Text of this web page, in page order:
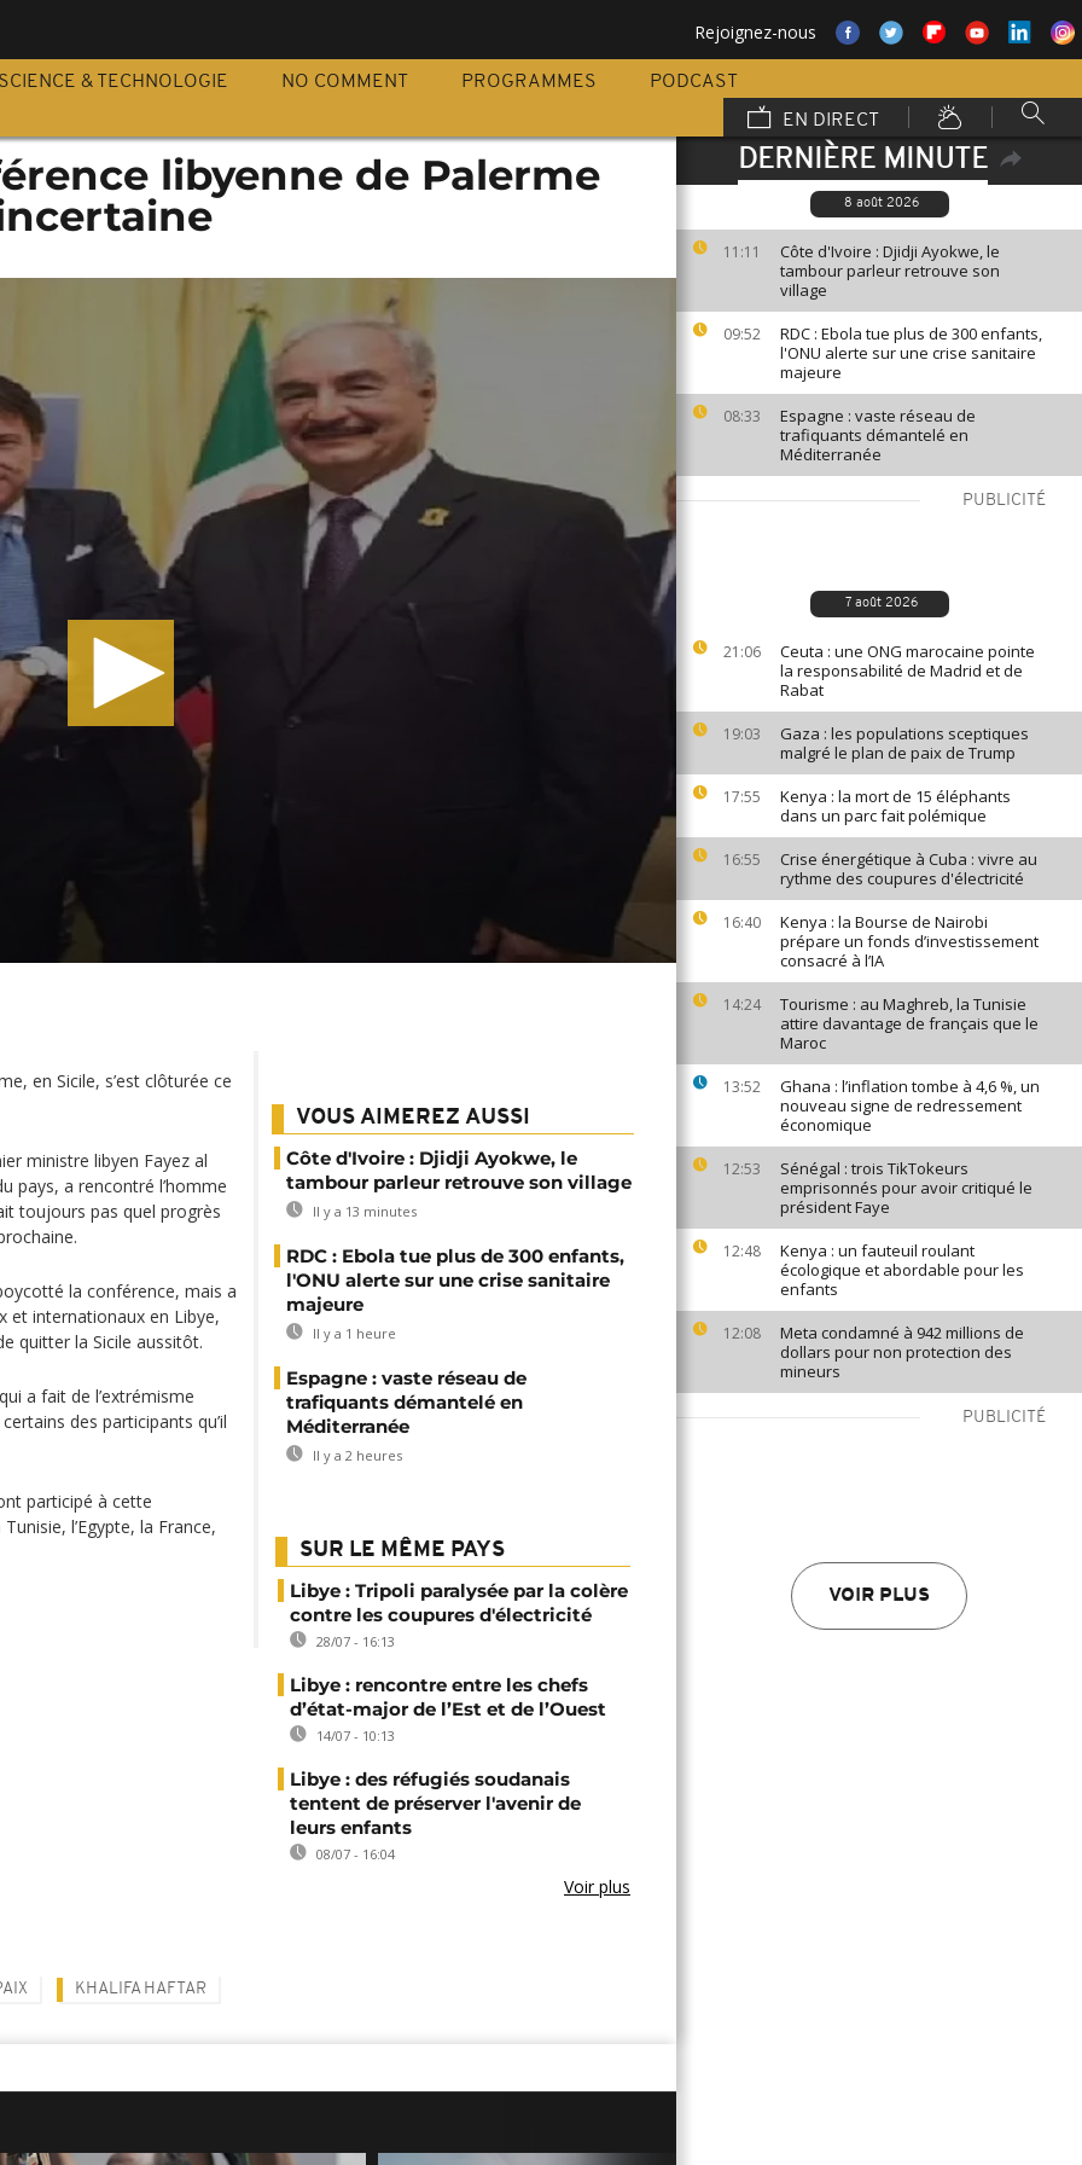
Rejoignez-nous
SCIENCE & TECHNOLOGIE NO COMMENT PROGRAMMES
PODCAST
EN DIRECT
DERNIÈRE MINUTE
8 août 2026
11:11
Côte d'Ivoire : Djidji Ayokwe, le
tambour parleur retrouve son
village
09:52
RDC : Ebola tue plus de 300 enfants,
l'ONU alerte sur une crise sanitaire
majeure
08:33
Espagne : vaste réseau de
trafiquants démantelé en
Méditerranée
PUBLICITÉ
7 août 2026
21:06
Ceuta : une ONG marocaine pointe
la responsabilité de Madrid et de
Rabat
19:03
Gaza : les populations sceptiques
malgré le plan de paix de Trump
17:55
Kenya : la mort de 15 éléphants
dans un parc fait polémique
16:55
Crise énergétique à Cuba : vivre au
rythme des coupures d'électricité
16:40
Kenya : la Bourse de Nairobi
prépare un fonds d’investissement
consacré à l’IA
14:24
Tourisme : au Maghreb, la Tunisie
attire davantage de français que le
Maroc
13:52
Ghana : l’inflation tombe à 4,6 %, un
nouveau signe de redressement
économique
12:53
Sénégal : trois TikTokeurs
emprisonnés pour avoir critiqué le
président Faye
12:48
Kenya : un fauteuil roulant
écologique et abordable pour les
enfants
12:08
Meta condamné à 942 millions de
dollars pour non protection des
mineurs
PUBLICITÉ
VOIR PLUS
libyenne de Palerme
en Sicile, s’est clôturée ce
ministre libyen Fayez al
pays, a rencontré l’homme
toujours pas quel progrès
la conférence, mais a
et internationaux en Libye,
quitter la Sicile aussitôt.
a fait de l’extrémisme
des participants qu’il
participé à cette
l’Egypte, la France,
VOUS AIMEREZ AUSSI
Côte d'Ivoire : Djidji Ayokwe, le
tambour parleur retrouve son village
Il y a 13 minutes
RDC : Ebola tue plus de 300 enfants,
l'ONU alerte sur une crise sanitaire
majeure
Il y a 1 heure
Espagne : vaste réseau de
trafiquants démantelé en
Méditerranée
Il y a 2 heures
SUR LE MÊME PAYS
Libye : Tripoli paralysée par la colère
contre les coupures d'électricité
28/07 - 16:13
Libye : rencontre entre les chefs
d’état-major de l’Est et de l’Ouest
14/07 - 10:13
Libye : des réfugiés soudanais
tentent de préserver l'avenir de
leurs enfants
08/07 - 16:04
Voir plus
KHALIFA HAFTAR